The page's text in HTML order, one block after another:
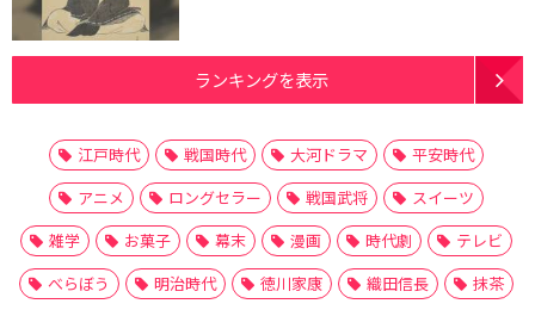
ランキングを表示
江戸時代 戦国時代 大河ドラマ
平安時代
アニメ
ロングセラー 戦国武将
スイーツ
雑学
お菓子 幕末 漫画 時代劇
テレビ
べらぼう
明治時代 徳川家康 織田信長
抹茶